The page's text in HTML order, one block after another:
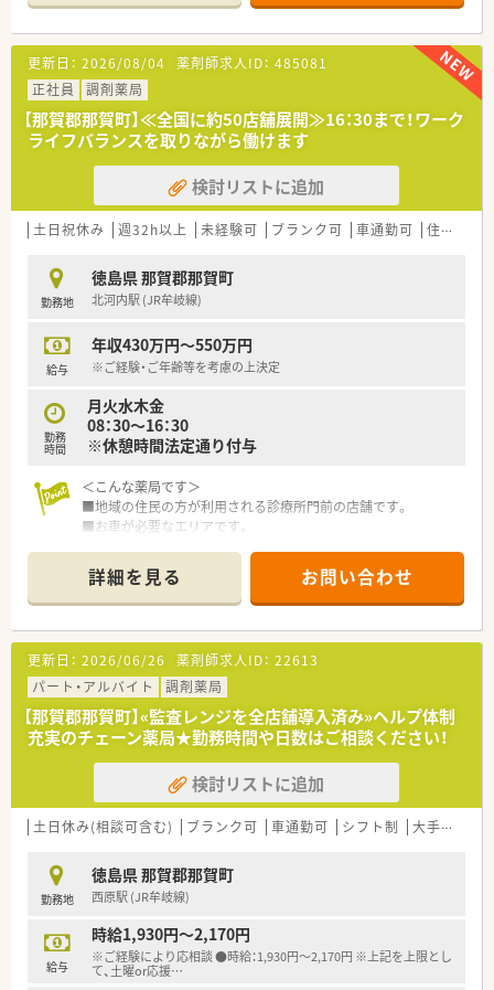
■処方箋による調剤業務、服薬指導、薬剤情報の提供など
■処方箋枚数40～50枚/日
＜研修制度＞
■現場の先輩薬剤師より指導を受けて頂きます。
■勉強会の定期開催あり
＜法人特徴＞
■徳島市内を中心に徳島県下で最も多い店舗数の運営を行って
創業当初より医薬分業に積極的に努め、独自のノウハウを構築
した結果、四国の調剤薬局の中でも非常にレベルの高い勤務薬剤
■永年勤続表彰として、15年及び25年勤務者を対象として表彰
しています。
現在、従業員の満足度を上げるため有給休暇取得推進や残業を
■在宅件数やかかりつけ薬剤師などの取り組み強化に取り組ん
でいます。
＜こんな方にもオススメ＞
■地元企業で腰を据えて働きたい方
■経営の安定性を重視したい方
などお気軽にお問い合わせください。
更新日： 2026/08/04 薬剤師求人ID： 485081
正社員
調剤薬局
【那賀郡那賀町】≪全国に約50店舗展開≫16：30まで！ワーク
ライフバランスを取りながら働けます
検討リストに追加
土日祝休み 週32h以上 未経験可 ブランク可 車通勤可 住宅補助(手当)あり
勤務地
徳島県 那賀郡那賀町
北河内駅 (JR牟岐線)
給与
年収430万円～550万円
※ご経験・ご年齢等を考慮の上決定
勤務
時間
月火水木金
08：30～16：30
※休憩時間法定通り付与
＜こんな薬局です＞
■地域の住民の方が利用される診療所門前の店舗です。
■お車が必要なエリアです。
土日祝休みでプライベートの時間もしっかり確保できます。
■薬剤師は3名在籍。管理薬剤師は男性です。
＜業務内容＞
■外来はすぐそばにある診療所からの処方箋がメインです。
■処方箋枚数は50枚/日程度応需しています。
■内科・外科・整形外科・小児科・胃腸科・放射線科・リハビリテー
ション科の処方箋を対応します。
＜法人概要＞
■医療総合サービス企業（東証プライム上場）のグループ会社で
■調剤薬局としては、京都・大阪を中心に全国に約50店舗展開さ
れています。徳島県内にも4店舗ございます。
係も良好です！
■総合病院門前、クリニック門前、在宅メインなど様々な形態が
あります！
■最先端の機械を積極的に導入し効率化を図ることで患者さま
の待ち時間を短くし、
余裕をもってカウンセリングを行う取り組みをされていま
詳細を見る お問い合わせ
更新日： 2026/06/26 薬剤師求人ID： 22613
パート・アルバイト
調剤薬局
【那賀郡那賀町】«監査レンジを全店舗導入済み»ヘルプ体制
充実のチェーン薬局★勤務時間や日数はご相談ください！
検討リストに追加
土日休み(相談可含む) ブランク可 車通勤可 シフト制 大手チェーン以外
勤務地
徳島県 那賀郡那賀町
西原駅 (JR牟岐線)
給与
時給1,930円～2,170円
※ご経験により応相談 ●時給：1,930円〜2,170円 ※上記を上限とし
て、土曜or応援…